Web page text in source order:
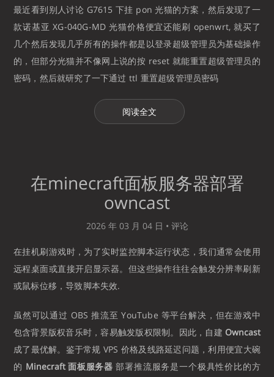
最近看到别人讨论 G7615 下挂 pon 光猫的方案，然后发现了一
款诺基亚 XG-040G-MD 光猫价格便宜还能刷 openwrt, 就买了
几个然后发现几乎所有的操作都是以登录超级管理员为基础操作
的，但部分光猫并不像网上说的按 reset 就能重置超级管理员的
密码，然后就研究了一下通过 ttl 重置超级管理员密码
阅读全文
在minecraft面板服务器部署
owncast
2026 年 03 月 04 日 • 评论
在挂机刷游戏时，为了实时监控脚本运行状态，我们通常会使用
远程桌面或直接开启显示器。但这些操作往往会触发分辨率刷新
或鼠标位移，导致脚本失效.
虽然可以通过 OBS 推流至 YouTube 等平台解决，但在游戏中
包含背景版权音乐时，容易触发版权限制。因此，自建 Owncast
成了最优解。鉴于常规 VPS 价格及线路延迟问题，利用便宜大碗
的 Minecraft 面板服务器 部署推流服务是一个极具性价比的方